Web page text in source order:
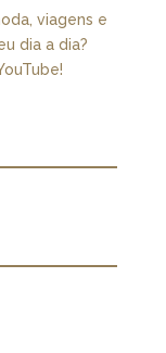
viagens e
dia a dia?